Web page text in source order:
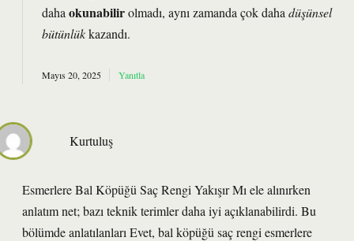
daha okunabilirolmadı, aynı zamanda çok daha düşünsel
bütünlükkazandı.
Mayıs 20, 2025 Yanıtla
Kurtuluş
Esmerlere Bal Köpüğü Saç Rengi Yakışır Mı ele alınırken
anlatım net; bazı teknik terimler daha iyi açıklanabilirdi. Bu
bölümde anlatılanları Evet, bal köpüğü saç rengi esmerlere